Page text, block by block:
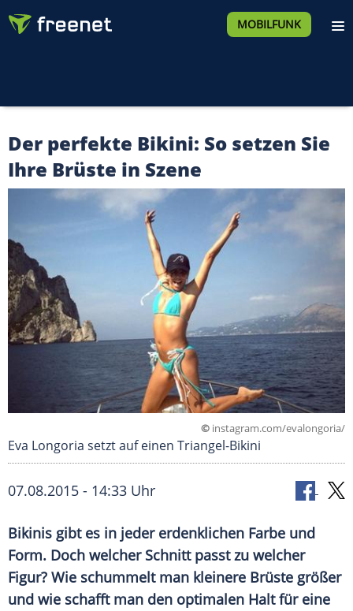
MOBILFUNK
Der perfekte Bikini: So setzen Sie
Ihre Brüste in Szene
© instagram.com/evalongoria/
Eva Longoria setzt auf einen Triangel-Bikini
07.08.2015 - 14:33 Uhr
Bikinis gibt es in jeder erdenklichen Farbe und
Form. Doch welcher Schnitt passt zu welcher
Figur? Wie schummelt man kleinere Brüste größer
und wie schafft man den optimalen Halt für eine